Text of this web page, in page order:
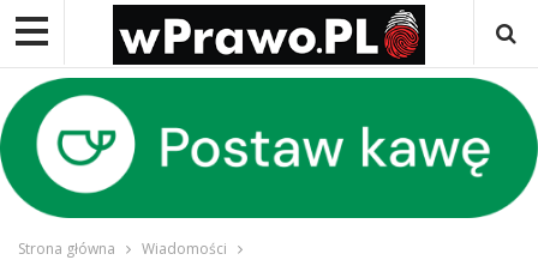
Strona główna Wiadomości